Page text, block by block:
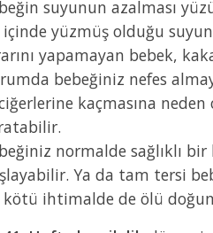
suyunun azalması
yüzmüş olduğu
yapamayan bebek,
bebeğiniz nefes
kaçmasına
normalde sağlıklı
Ya da tam tersi
kötü ihtimalde de ölü